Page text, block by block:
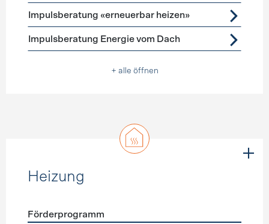
Impulsberatung «erneuerbar heizen»
Impulsberatung Energie vom Dach
+ alle öffnen
Heizung
Förderprogramm